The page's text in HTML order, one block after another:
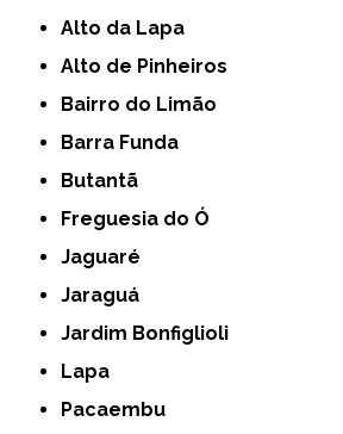
Alto da Lapa
Alto de Pinheiros
Bairro do Limão
Barra Funda
Butantã
Freguesia do Ó
Jaguaré
Jaraguá
Jardim Bonfiglioli
Lapa
Pacaembu